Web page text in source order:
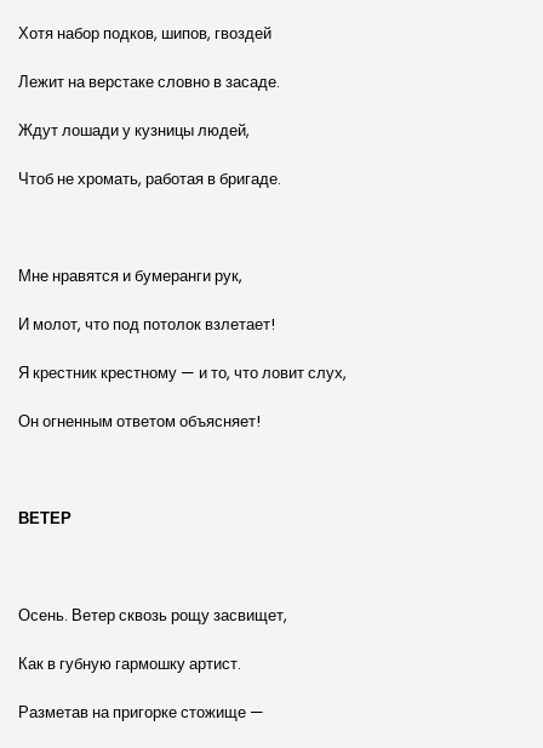
Хотя набор подков, шипов, гвоздей
Лежит на верстаке словно в засаде.
Ждут лошади у кузницы людей,
Чтоб не хромать, работая в бригаде.
Мне нравятся и бумеранги рук,
И молот, что под потолок взлетает!
Я крестник крестному — и то, что ловит слух,
Он огненным ответом объясняет!
ВЕТЕР
Осень. Ветер сквозь рощу засвищет,
Как в губную гармошку артист.
Разметав на пригорке стожище —